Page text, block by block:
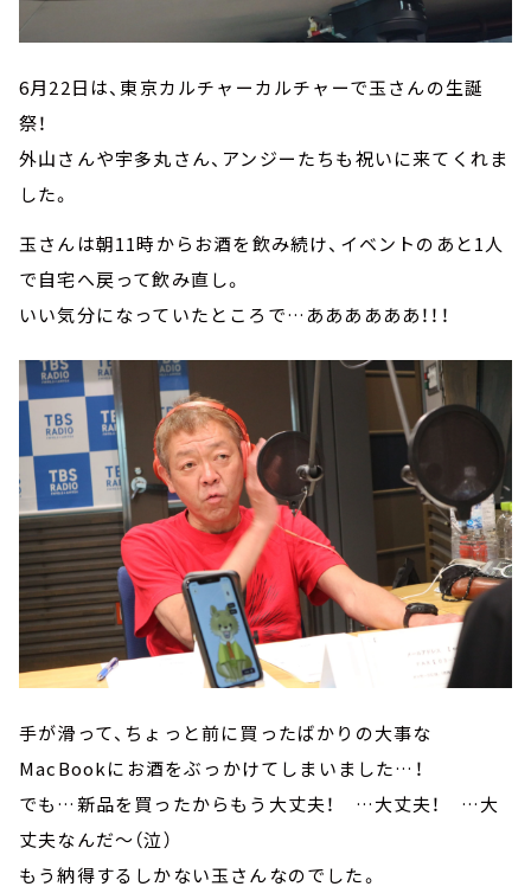
6月22日は、東京カルチャーカルチャーで玉さんの生誕
祭！
外山さんや宇多丸さん、アンジーたちも祝いに来てくれま
した。
玉さんは朝11時からお酒を飲み続け、イベントのあと1人
で自宅へ戻って飲み直し。
いい気分になっていたところで…ああああああ！！！
手が滑って、ちょっと前に買ったばかりの大事な
MacBookにお酒をぶっかけてしまいました…！
でも…新品を買ったからもう大丈夫！ …大丈夫！ …大
丈夫なんだ～（泣）
もう納得するしかない玉さんなのでした。